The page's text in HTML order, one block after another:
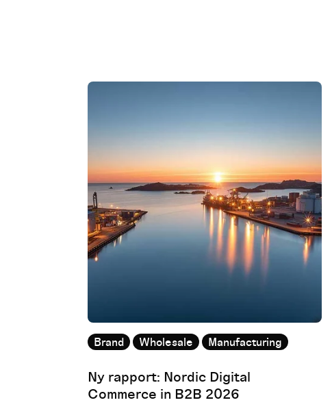
Brand Wholesale Manufacturing
Ny rapport: Nordic Digital
Commerce in B2B 2026